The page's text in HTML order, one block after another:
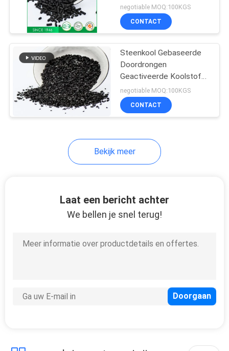
Koolstof
negotiable MOQ:100KGS
CONTACT
Steenkool Gebaseerde
Doordrongen
Geactiveerde Koolstof
1000mg/G
negotiable MOQ:100KGS
CONTACT
Bekijk meer
Laat een bericht achter
We bellen je snel terug!